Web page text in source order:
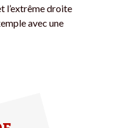
l’extrême droite
avec une